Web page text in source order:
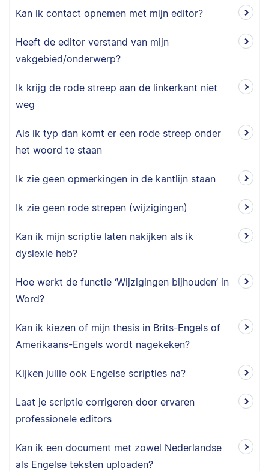
Kan ik contact opnemen met mijn editor?
Heeft de editor verstand van mijn
vakgebied/onderwerp?
Ik krijg de rode streep aan de linkerkant niet
weg
Als ik typ dan komt er een rode streep onder
het woord te staan
Ik zie geen opmerkingen in de kantlijn staan
Ik zie geen rode strepen (wijzigingen)
Kan ik mijn scriptie laten nakijken als ik
dyslexie heb?
Hoe werkt de functie ‘Wijzigingen bijhouden’ in
Word?
Kan ik kiezen of mijn thesis in Brits-Engels of
Amerikaans-Engels wordt nagekeken?
Kijken jullie ook Engelse scripties na?
Laat je scriptie corrigeren door ervaren
professionele editors
Kan ik een document met zowel Nederlandse
als Engelse teksten uploaden?